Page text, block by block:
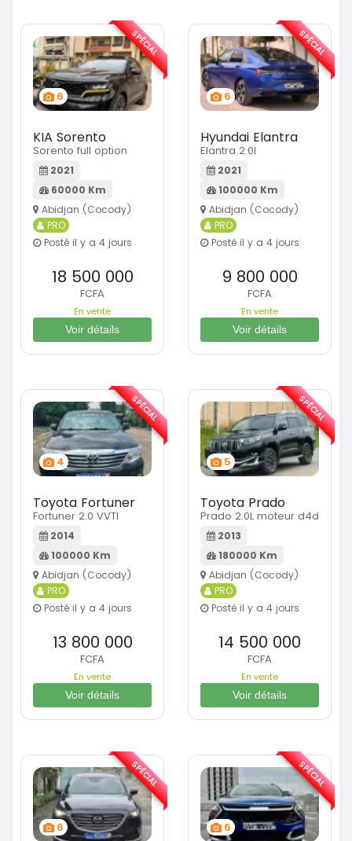
6
KIA Sorento
Sorento full option
2021
60000 Km
Abidjan (Cocody)
PRO
Posté il y a 4 jours
18 500 000
FCFA
En vente
Voir détails
SPÉCIAL
6
Hyundai Elantra
Elantra 2.0l
2021
100000 Km
Abidjan (Cocody)
PRO
Posté il y a 4 jours
9 800 000
FCFA
En vente
Voir détails
SPÉCIAL
4
Toyota Fortuner
Fortuner 2.0 VVTI
2014
100000 Km
Abidjan (Cocody)
PRO
Posté il y a 4 jours
13 800 000
FCFA
En vente
Voir détails
SPÉCIAL
5
Toyota Prado
Prado 2.0L moteur d4d
2013
180000 Km
Abidjan (Cocody)
PRO
Posté il y a 4 jours
14 500 000
FCFA
En vente
Voir détails
SPÉCIAL
6
SPÉCIAL
6
SPÉCIAL